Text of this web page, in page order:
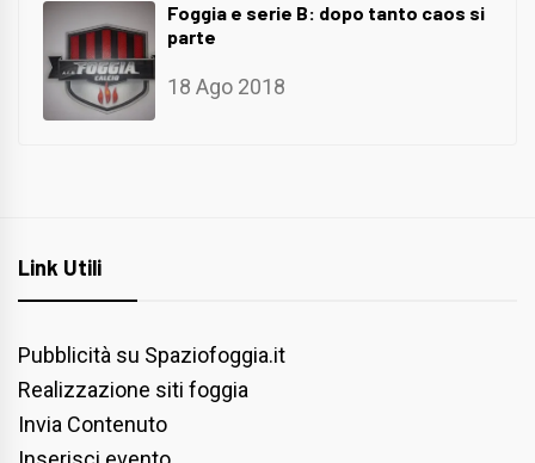
Foggia e serie B: dopo tanto caos si
parte
18 Ago 2018
Link Utili
Pubblicità su Spaziofoggia.it
Realizzazione siti foggia
Invia Contenuto